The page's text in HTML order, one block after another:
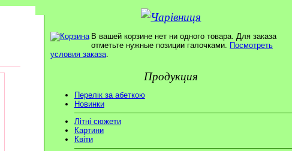
В вашей корзине нет ни одного товара. Для заказа
отметьте нужные позиции галочками. Посмотреть
условия заказа.
Продукция
Перелік за абеткою
Новинки
Літні сюжети
Картини
Квіти